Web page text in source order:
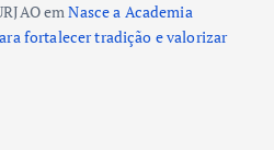
emNasce a Academia
fortalecer tradição e valorizar